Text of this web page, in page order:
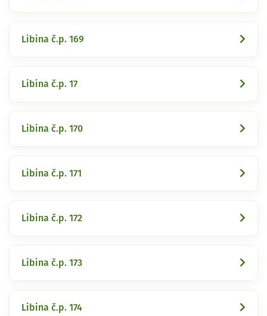
Libina č.p. 169
Libina č.p. 17
Libina č.p. 170
Libina č.p. 171
Libina č.p. 172
Libina č.p. 173
Libina č.p. 174